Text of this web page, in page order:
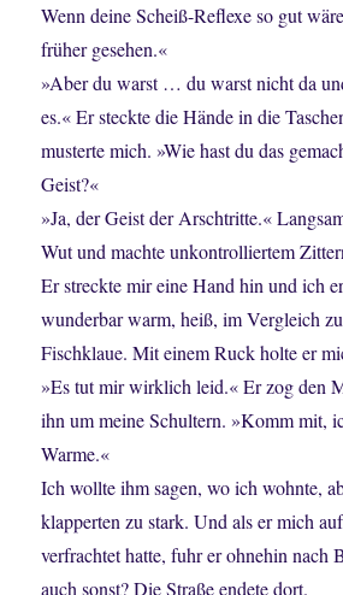
Wenn deine Scheiß-Reflexe so gut
früher gesehen.«
»Aber du warst … du warst nicht da
es.« Er steckte die Hände in die
musterte mich. »Wie hast du das
Geist?«
»Ja, der Geist der Arschtritte.«
Wut und machte unkontrolliertem
Er streckte mir eine Hand hin und ich
wunderbar warm, heiß, im Vergleich
Fischklaue. Mit einem Ruck holte er
»Es tut mir wirklich leid.« Er zog den
ihn um meine Schultern. »Komm mit,
Warme.«
Ich wollte ihm sagen, wo ich wohnte,
klapperten zu stark. Und als er mich
verfrachtet hatte, fuhr er ohnehin nach
auch sonst? Die Straße endete dort.